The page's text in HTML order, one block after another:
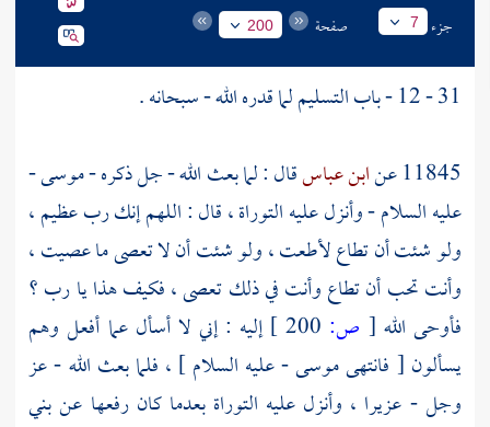
جزء 7 صفحة 200
31 - 12 - باب التسليم لما قدره الله - سبحانه .
11845 عن
ابن عباسقال : لما بعث الله - جل ذكره -موسى-
عليه السلام - وأنزل عليه التوراة ، قال : اللهم إنك رب عظيم ،
ولو شئت أن تطاع لأطعت ، ولو شئت أن لا تعصى ما عصيت ،
وأنت تحب أن تطاع وأنت في ذلك تعصى ، فكيف هذا يا رب ؟
فأوحى الله [ ص:
إليه : إني لا أسأل عما أفعل وهم
يسألون [ فانتهى موسى - عليه السلام ] ، فلما بعث الله - عز
وجل - عزيرا ، وأنزل عليه التوراة بعدما كان رفعها عن بني